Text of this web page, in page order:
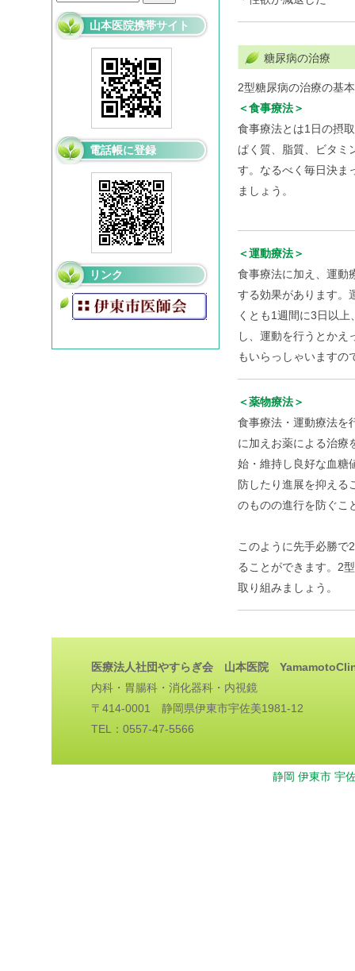
糖尿病の治療
2型糖尿病の治療の基
＜食事療法＞
食事療法とは1日の摂
ぱく質、脂質、ビタミ
す。なるべく毎日決ま
ましょう。
＜運動療法＞
食事療法に加え、運動
する効果があります。
くとも1週間に3日以
し、運動を行うとかえ
もいらっしゃいますの
＜薬物療法＞
食事療法・運動療法を
に加えお薬による治療
始・維持し良好な血糖
防したり進展を抑える
のものの進行を防ぐこ
このように先手必勝で
ることができます。2
取り組みましょう。
山本医院携帯サイト
電話帳に登録
リンク
医療法人社団やすらぎ会 山本医院
内科・胃腸科・消化器科・内視鏡
〒414-0001 静岡県伊東市宇佐美1981-12
TEL：0557-47-5566
静岡 伊東市 宇